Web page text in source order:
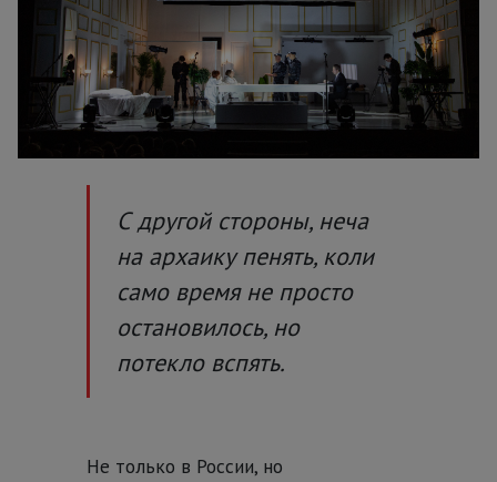
С другой стороны, неча
на архаику пенять, коли
само время не просто
остановилось, но
потекло вспять.
Не только в России, но